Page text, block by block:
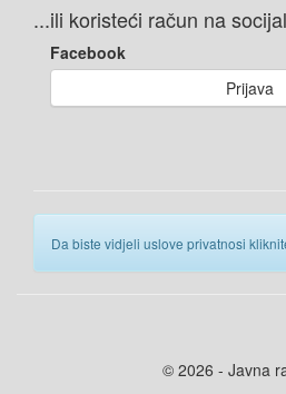
...ili koristeći račun na
Facebook
Prijava
Da biste vidjeli uslove privatnosi
© 2026 - Javna